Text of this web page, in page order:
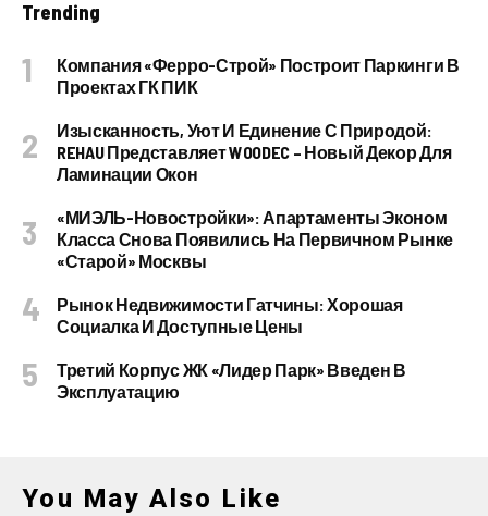
Trending
Компания «Ферро-Строй» Построит Паркинги В
Проектах ГК ПИК
Изысканность, Уют И Единение С Природой:
REHAU Представляет WOODEC – Новый Декор Для
Ламинации Окон
«МИЭЛЬ-Новостройки»: Апартаменты Эконом
Класса Снова Появились На Первичном Рынке
«старой» Москвы
Рынок Недвижимости Гатчины: Хорошая
Социалка И Доступные Цены
Третий Корпус ЖК «Лидер Парк» Введен В
Эксплуатацию
You May Also Like